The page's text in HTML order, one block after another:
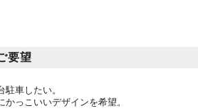
要望
車したい。
っこいいデザインを希望。